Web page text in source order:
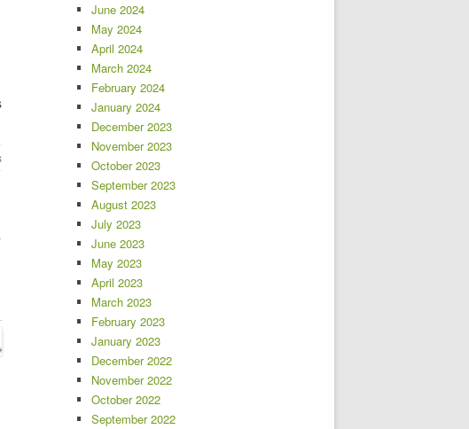
June 2024
May 2024
April 2024
March 2024
February 2024
January 2024
December 2023
November 2023
October 2023
September 2023
August 2023
July 2023
June 2023
May 2023
April 2023
March 2023
February 2023
January 2023
December 2022
November 2022
October 2022
September 2022